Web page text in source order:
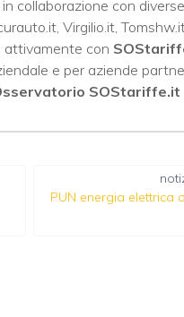
collaborazione con
Virgilio.it
attivamente con
e per aziende
SOStariffe.it
PUN energia elettrica